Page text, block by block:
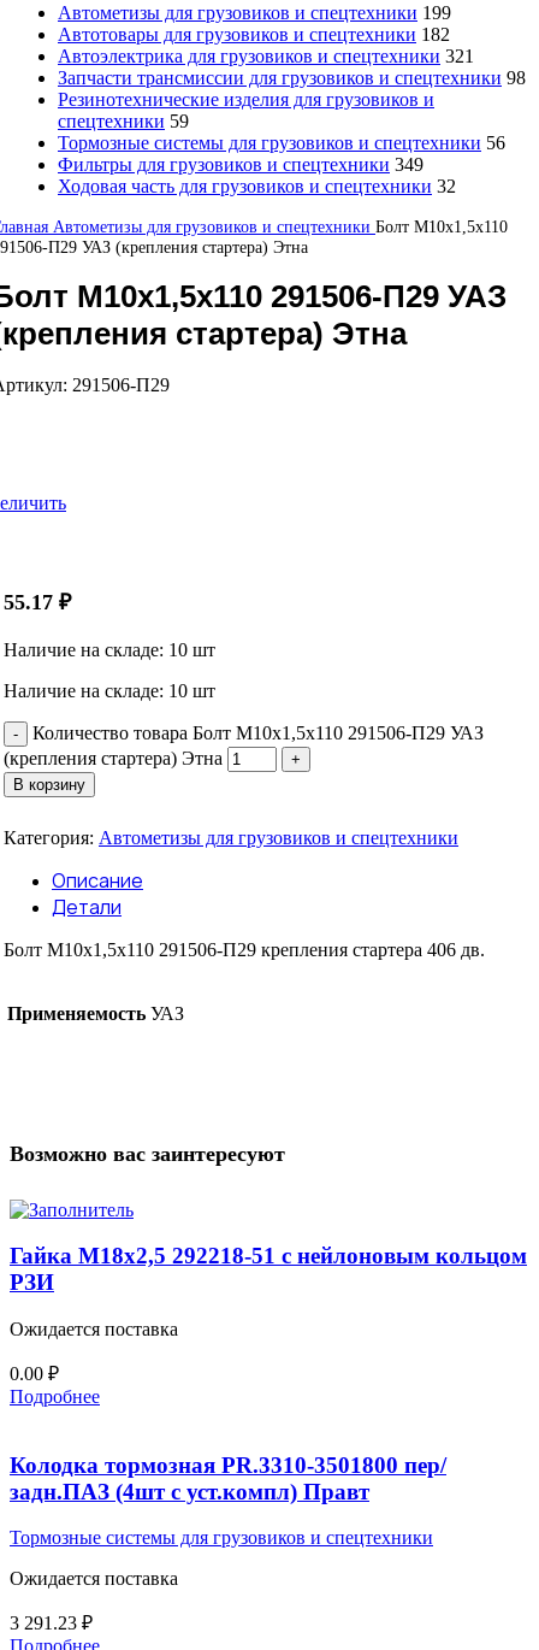
Автометизы для грузовиков и спецтехники 199
Автотовары для грузовиков и спецтехники 182
Автоэлектрика для грузовиков и спецтехники 321
Запчасти трансмиссии для грузовиков и спецтехники 98
Резинотехнические изделия для грузовиков и
спецтехники 59
Тормозные системы для грузовиков и спецтехники 56
Фильтры для грузовиков и спецтехники 349
Ходовая часть для грузовиков и спецтехники 32
Автометизы для грузовиков и спецтехники Болт М10х1,5х110
П29 УАЗ (крепления стартера) Этна
М10х1,5х110 291506-П29 УАЗ
стартера) Этна
291506-П29
55.17 ₽
Наличие на складе: 10 шт
Наличие на складе: 10 шт
Количество товара Болт М10х1,5х110 291506-П29 УАЗ
(крепления стартера) Этна
В корзину
Категория: Автометизы для грузовиков и спецтехники
Описание
Детали
Болт М10х1,5х110 291506-П29 крепления стартера 406 дв.
Применяемость УАЗ
Возможно вас заинтересуют
Гайка М18х2,5 292218-51 с нейлоновым кольцом
РЗИ
Ожидается поставка
0.00 ₽
Подробнее
Колодка тормозная PR.3310-3501800 пер/
задн.ПАЗ (4шт с уст.компл) Правт
Тормозные системы для грузовиков и спецтехники
Ожидается поставка
3 291.23 ₽